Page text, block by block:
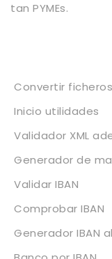
tan PYMEs.
Convertir ficheros
Inicio utilidades
Validador XML
Generador de
Validar IBAN
Comprobar IBAN
Generador IBAN